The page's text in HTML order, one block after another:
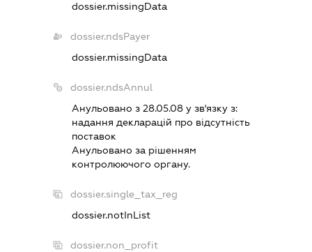
dossier.missingData
dossier.ndsPayer
dossier.missingData
dossier.ndsAnnul
Анульовано з 28.05.08 у зв'язку з:
надання декларацiй про вiдсутнiсть
поставок
Анульовано за рiшенням
контролюючого органу.
dossier.single_tax_reg
dossier.notInList
dossier.non_profit